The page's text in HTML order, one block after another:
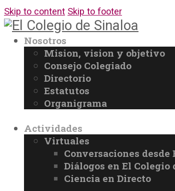
Skip to content Skip to footer
Nosotros
Mision, vision y objetivo
Consejo Colegiado
Directorio
Estatutos
Organigrama
Actividades
Virtuales
Conversaciones
Diálogos en El Colegio
Ciencia en Directo